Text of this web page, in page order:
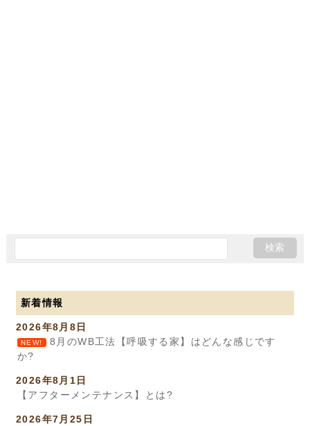
新着情報
2026年8月8日
NEW!
8月のWB工法【呼吸する家】はどんな感じです
か?
2026年8月1日
【アフターメンテナンス】とは?
2026年7月25日